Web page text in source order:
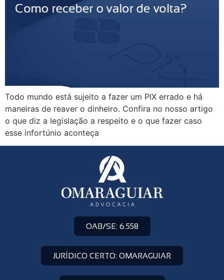
Todo mundo está sujeito a fazer um PIX errado e há
maneiras de reaver o dinheiro. Confira no nosso artigo
o que diz a legislação a respeito e o que fazer caso
esse infortúnio aconteça
OAB/SE: 6.558
JURÍDICO CERTO: OMARAGUIAR